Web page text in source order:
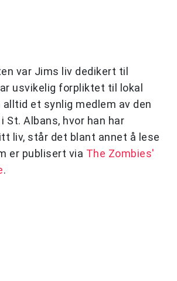
var Jims liv dedikert til
usvikelig forpliktet til lokal
et synlig medlem av den
St. Albans, hvor han har
liv, står det blant annet å lese
er publisert via The Zombies'
.